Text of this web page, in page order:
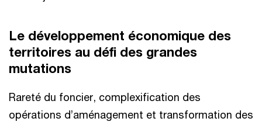
Le développement économique des
territoires au défi des grandes
mutations
Rareté du foncier, complexification des
opérations d’aménagement et transformation des